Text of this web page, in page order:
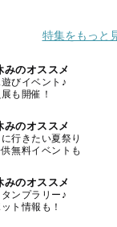
特集をもっと
みのオススメ
びイベント♪
も開催！
みのオススメ
行きたい夏祭り
無料イベントも
みのオススメ
ンプラリー♪
ト情報も！